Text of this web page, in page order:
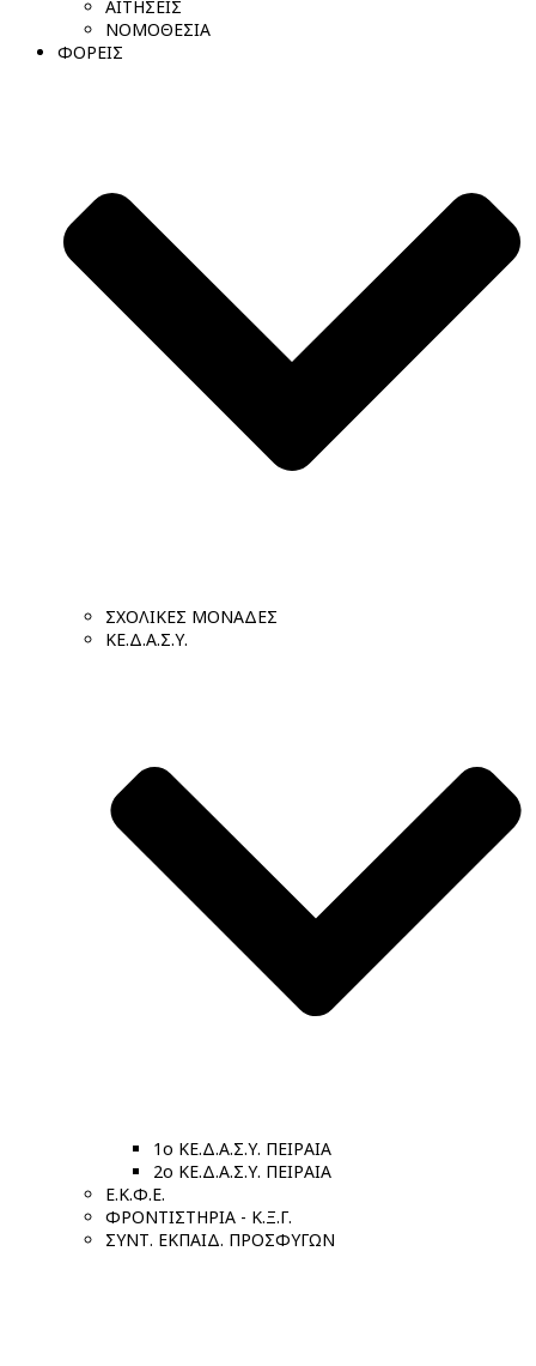
ΑΙΤΗΣΕΙΣ
ΝΟΜΟΘΕΣΙΑ
ΦΟΡΕΙΣ
ΣΧΟΛΙΚΕΣ ΜΟΝΑΔΕΣ
ΚΕ.Δ.Α.Σ.Υ.
1ο ΚΕ.Δ.Α.Σ.Υ. ΠΕΙΡΑΙΑ
2ο ΚΕ.Δ.Α.Σ.Υ. ΠΕΙΡΑΙΑ
Ε.Κ.Φ.Ε.
ΦΡΟΝΤΙΣΤΗΡΙΑ - Κ.Ξ.Γ.
ΣΥΝΤ. ΕΚΠΑΙΔ. ΠΡΟΣΦΥΓΩΝ